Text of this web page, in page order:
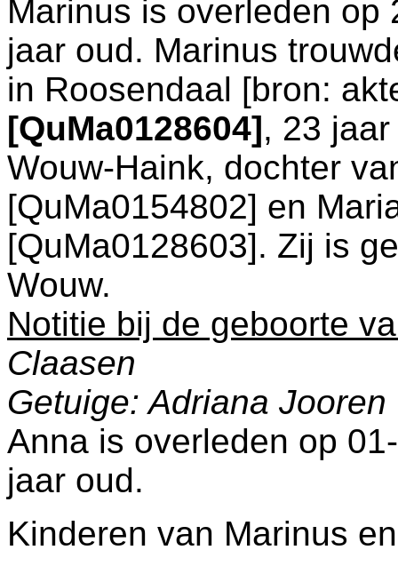
Marinus is overleden
jaar oud. Marinus
in Roosendaal [bron:
[QuMa0128604], 23
Wouw-Haink, dochter
[QuMa0154802] en
[QuMa0128603]. Zij is
Wouw.
Notitie bij de geboorte
Claasen
Getuige: Adriana Jooren
Anna is overleden op
jaar oud.
Kinderen van Marinus